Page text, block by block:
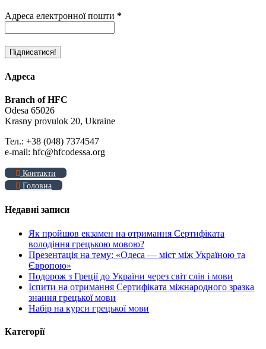
Адреса електронної пошти *
Адреса
Branch of HFC
Odesa 65026
Krasny provulok 20, Ukraine
Тел.: +38 (048) 7374547
e-mail: hfc@hfcodessa.org
Контакти
Головна
Недавні записи
Як пройшов екзамен на отримання Сертифіката
володіння грецькою мовою?
Презентація на тему: «Одеса — міст між Україною та
Європою»
Подорож з Греції до України через світ слів і мови
Іспити на отримання Сертифіката міжнародного зразка
знання грецької мови
Набір на курси грецької мови
Категорії